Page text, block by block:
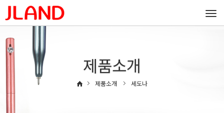
제품소개
제품소개 세도나